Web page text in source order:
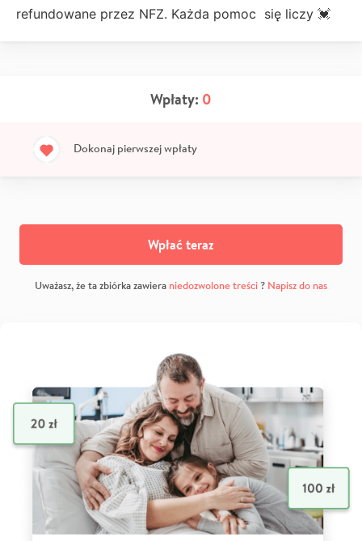
refundowane przez NFZ. Każda pomoc się liczy 💓
Wpłaty: 0
Dokonaj pierwszej wpłaty
Wpłać teraz
Uważasz, że ta zbiórka zawiera niedozwolone treści? Napisz do nas